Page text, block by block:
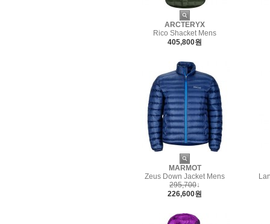
ARCTERYX
Rico Shacket Mens
405,800원
MARMOT
Zeus Down Jacket Mens
295,700↓
226,600원